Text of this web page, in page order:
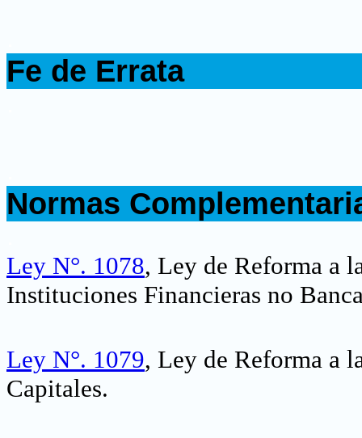
Fe de Errata
Normas
Ley N°. 1078, Ley de Reforma a
Instituciones Financieras no
Ley N°. 1079, Ley de Reforma a
Capitales.